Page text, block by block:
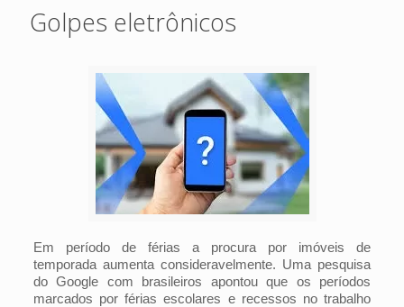
Golpes eletrônicos
Em período de férias a procura por imóveis de
temporada aumenta consideravelmente. Uma pesquisa
do Google com brasileiros apontou que os períodos
marcados por férias escolares e recessos no trabalho